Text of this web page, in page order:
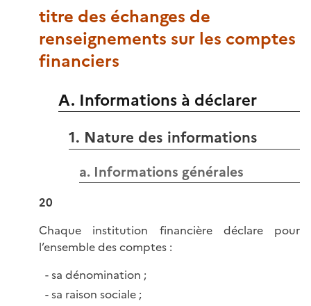
titre des échanges de
renseignements sur les comptes
financiers
A. Informations à déclarer
1. Nature des informations
a. Informations générales
20
Chaque institution financière déclare pour
l’ensemble des comptes :
sa dénomination ;
sa raison sociale ;